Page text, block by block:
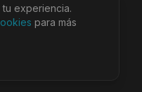
TiendaMás
Términos
experiencia.
para más